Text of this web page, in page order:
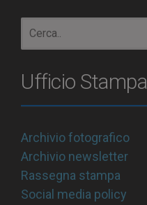
Ufficio Stampa
Archivio fotografico
Archivio newsletter
Rassegna stampa
Social media policy